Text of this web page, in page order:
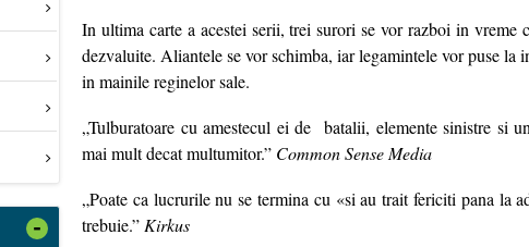
-
In ultima carte a acestei serii, trei surori se vor razboi in
dezvaluite. Aliantele se vor schimba, iar legamintele vor puse la
in mainile reginelor sale.
„Tulburatoare cu amestecul ei de batalii, elemente sinistre si
mai mult decat multumitor.” Common Sense Media
„Poate ca lucrurile nu se termina cu «si au trait fericiti pana la
trebuie.” Kirkus